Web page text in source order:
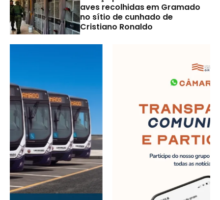
aves recolhidas em Gramado
no sítio de cunhado de
Cristiano Ronaldo